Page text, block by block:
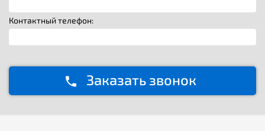
Контактный телефон:
Заказать звонок